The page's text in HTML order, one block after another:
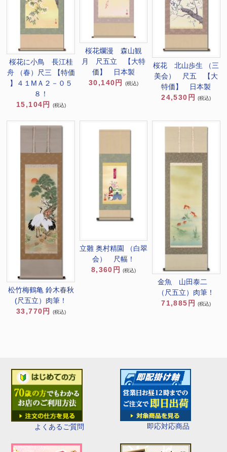
よくあるご質問 即応対応商品
桜花に小鳥 長江桂
舟 （春）尺三 【特価
】４１MＡ２－０５
８！
15,104円
(税込)
桜花爛漫 森山観
月 尺五立 【大特
価】 日本製
30,140円
(税込)
桜花 北山歩生 （三
美会） 尺五 【大
特価】 日本製
24,530円
(税込)
松竹梅鶴亀 鈴木春秋
(尺五立）肉筆！
33,770円
(税込)
立雛 奥村精園 （白翠
会） 尺幅！
8,360円
(税込)
金魚 山田泰二
（尺五立）肉筆！
71,885円
(税込)